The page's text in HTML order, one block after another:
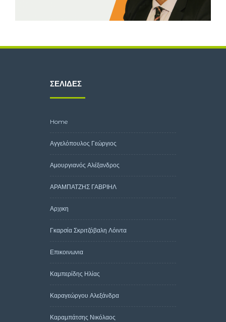
ΣΕΛΊΔΕΣ
Home
Αγγελόπουλος Γεώργιος
Αμουργιανός Αλέξανδρος
ΑΡΑΜΠΑΤΖΗΣ ΓΑΒΡΙΗΛ
Αρχικη
Γκαρσία Σκριτζόβαλη Λόιντα
Επικοινωνια
Καμπερίδης Ηλίας
Καραγεώργου Αλεξάνδρα
Καραμπάτσης Νικόλαος